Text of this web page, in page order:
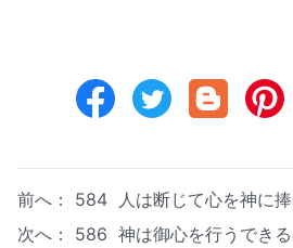
前へ： 584 人は断じて心を神に
次へ： 586 神は御心を行うでき